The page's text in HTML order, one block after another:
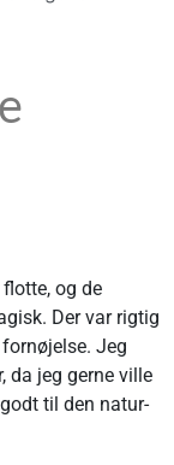
og de
Der var rigtig
Jeg
da jeg gerne ville
til den natur-